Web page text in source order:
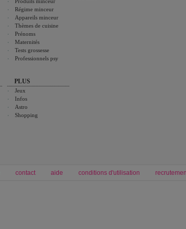
Régime minceur
Appareils minceur
Thèmes de cuisine
Prénoms
Maternités
Tests grossesse
Professionnels psy
PLUS
Jeux
Infos
Astro
Shopping
contact aide conditions d'utilisation